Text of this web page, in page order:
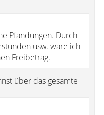
Pfändungen. Durch
usw. wäre ich
Freibetrag.
über das gesamte